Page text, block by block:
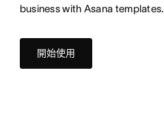
business with Asana templates.
開始使用